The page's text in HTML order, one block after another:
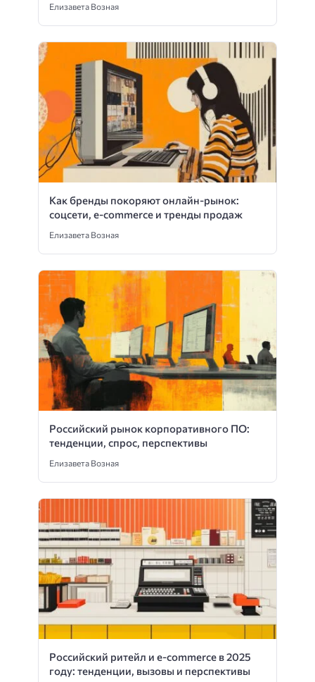
Елизавета Возная
Как бренды покоряют онлайн-рынок:
соцсети, e-commerce и тренды продаж
Елизавета Возная
Российский рынок корпоративного ПО:
тенденции, спрос, перспективы
Елизавета Возная
Российский ритейл и e-commerce в 2025
году: тенденции, вызовы и перспективы